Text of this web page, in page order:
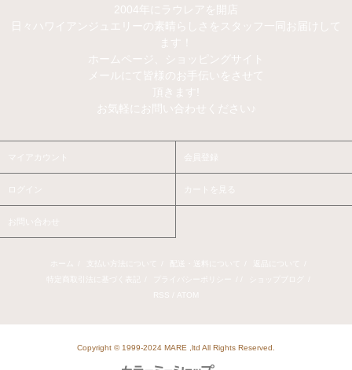
2004年にラウレアを開店
日々ハワイアンジュエリーの素晴らしさをスタッフ一同お届けして
ます！
ホームページ、ショッピングサイト
メールにて皆様のお手伝いをさせて
頂きます!
お気軽にお問い合わせください♪
マイアカウント
カートを見る
お問い合わせ
返品について
特定商取引法に基づく表記
RSS
ATOM
Copyright © 1999-2024 MARE ,ltd All Rights Reserved.